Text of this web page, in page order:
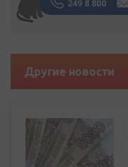
Другие новости